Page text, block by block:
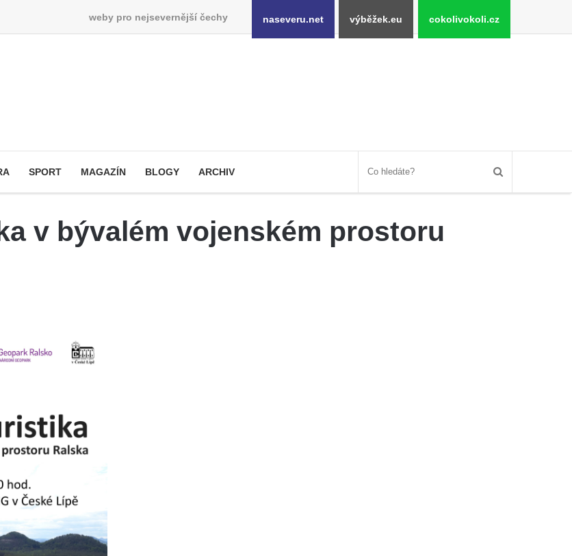
weby pro nejsevernější čechy naseveru.net výběžek.eu cokolivokoli.cz
SPORT MAGAZÍN BLOGY ARCHIV
v bývalém vojenském prostoru